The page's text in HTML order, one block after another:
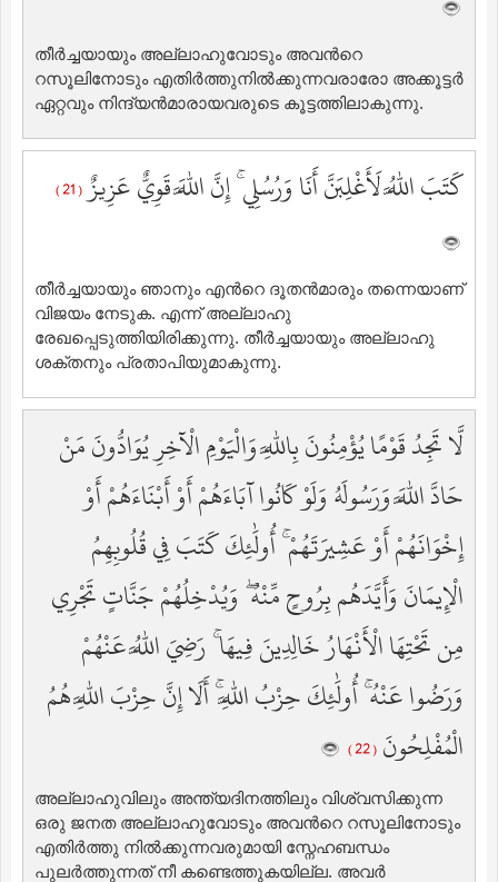
തീര്‍ച്ചയായും അല്ലാഹുവോടും അവന്‍റെ
റസൂലിനോടും എതിര്‍ത്തുനില്‍ക്കുന്നവരാരോ അക്കൂട്ടര്‍
ഏറ്റവും നിന്ദ്യന്‍മാരായവരുടെ കൂട്ടത്തിലാകുന്നു.
كَتَبَ اللَّهُ لَأَغْلِبَنَّ أَنَا وَرُسُلِي ۚ إِنَّ اللَّهَ قَوِيٌّ عَزِيزٌ( 21 )
തീര്‍ച്ചയായും ഞാനും എന്‍റെ ദൂതന്‍മാരും തന്നെയാണ്
വിജയം നേടുക. എന്ന് അല്ലാഹു
രേഖപ്പെടുത്തിയിരിക്കുന്നു. തീര്‍ച്ചയായും അല്ലാഹു
ശക്തനും പ്രതാപിയുമാകുന്നു.
لَّا تَجِدُ قَوْمًا يُؤْمِنُونَ بِاللَّهِ وَالْيَوْمِ الْآخِرِ يُوَادُّونَ مَنْ
حَادَّ اللَّهَ وَرَسُولَهُ وَلَوْ كَانُوا آبَاءَهُمْ أَوْ أَبْنَاءَهُمْ أَوْ
إِخْوَانَهُمْ أَوْ عَشِيرَتَهُمْ ۚ أُولَٰئِكَ كَتَبَ فِي قُلُوبِهِمُ
الْإِيمَانَ وَأَيَّدَهُم بِرُوحٍ مِّنْهُ ۖ وَيُدْخِلُهُمْ جَنَّاتٍ تَجْرِي
مِن تَحْتِهَا الْأَنْهَارُ خَالِدِينَ فِيهَا ۚ رَضِيَ اللَّهُ عَنْهُمْ
وَرَضُوا عَنْهُ ۚ أُولَٰئِكَ حِزْبُ اللَّهِ ۚ أَلَا إِنَّ حِزْبَ اللَّهِ هُمُ
الْمُفْلِحُونَ ( 22 )
അല്ലാഹുവിലും അന്ത്യദിനത്തിലും വിശ്വസിക്കുന്ന
ഒരു ജനത അല്ലാഹുവോടും അവന്‍റെ റസൂലിനോടും
എതിര്‍ത്തു നില്‍ക്കുന്നവരുമായി സ്നേഹബന്ധം
പുലര്‍ത്തുന്നത് നീ കണ്ടെത്തുകയില്ല. അവര്‍